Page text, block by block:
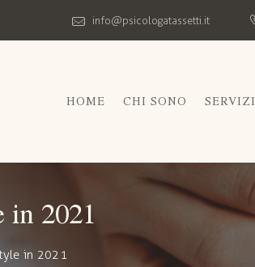
info@psicologatassetti.it
HOME CHI SONO SERVIZI
in 2021
in 2021